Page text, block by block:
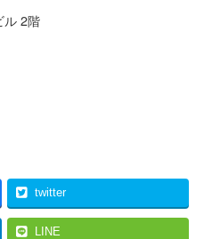
2階
twitter
LINE